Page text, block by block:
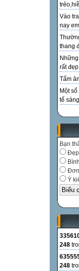
Vào
nay
thang
rất
Tấm
Một
tế
Bạn
Đẹp
Ý
248
248